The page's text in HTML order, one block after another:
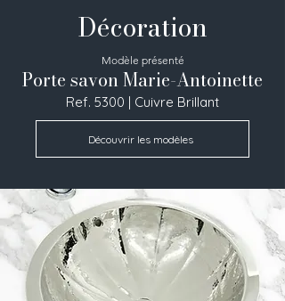
Décoration
Modèle présenté
Porte savon Marie-Antoinette
Ref. 5300 | Cuivre Brillant
Découvrir les modèles